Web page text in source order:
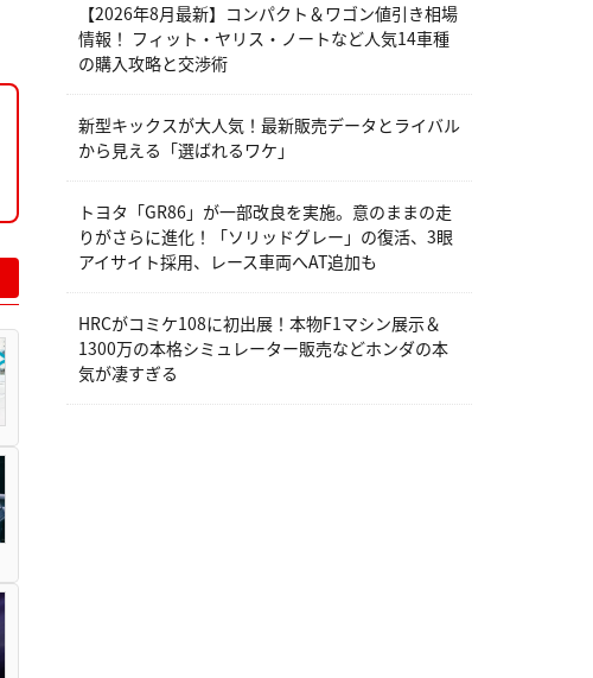
【2026年8月最新】コンパクト＆ワゴン値引き相場
情報！ フィット・ヤリス・ノートなど人気14車種
の購入攻略と交渉術
新型キックスが大人気！最新販売データとライバル
から見える「選ばれるワケ」
トヨタ「GR86」が一部改良を実施。意のままの走
りがさらに進化！「ソリッドグレー」の復活、3眼
アイサイト採用、レース車両へAT追加も
HRCがコミケ108に初出展！本物F1マシン展示＆
1300万の本格シミュレーター販売などホンダの本
気が凄すぎる